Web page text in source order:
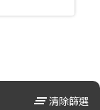
clear_all清除篩選